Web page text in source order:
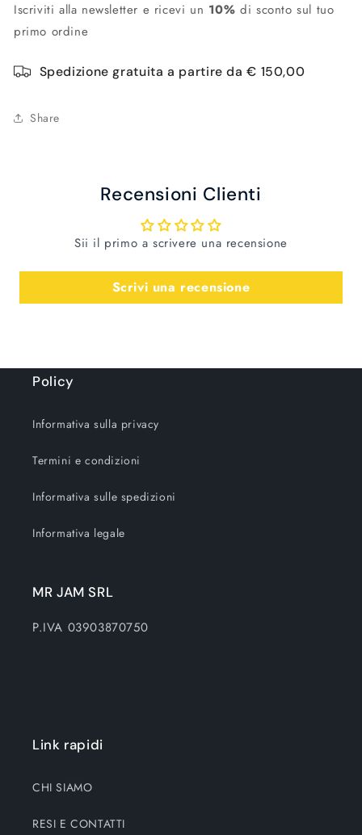
Iscriviti alla newsletter e ricevi un 10%di sconto sul tuo
primo ordine
Spedizione gratuita a partire da € 150,00
Share
Recensioni Clienti
Sii il primo a scrivere una recensione
Scrivi una recensione
Policy
Informativa sulla privacy
Termini e condizioni
Informativa sulle spedizioni
Informativa legale
MR JAM SRL
P.IVA 03903870750
Link rapidi
CHI SIAMO
RESI E CONTATTI